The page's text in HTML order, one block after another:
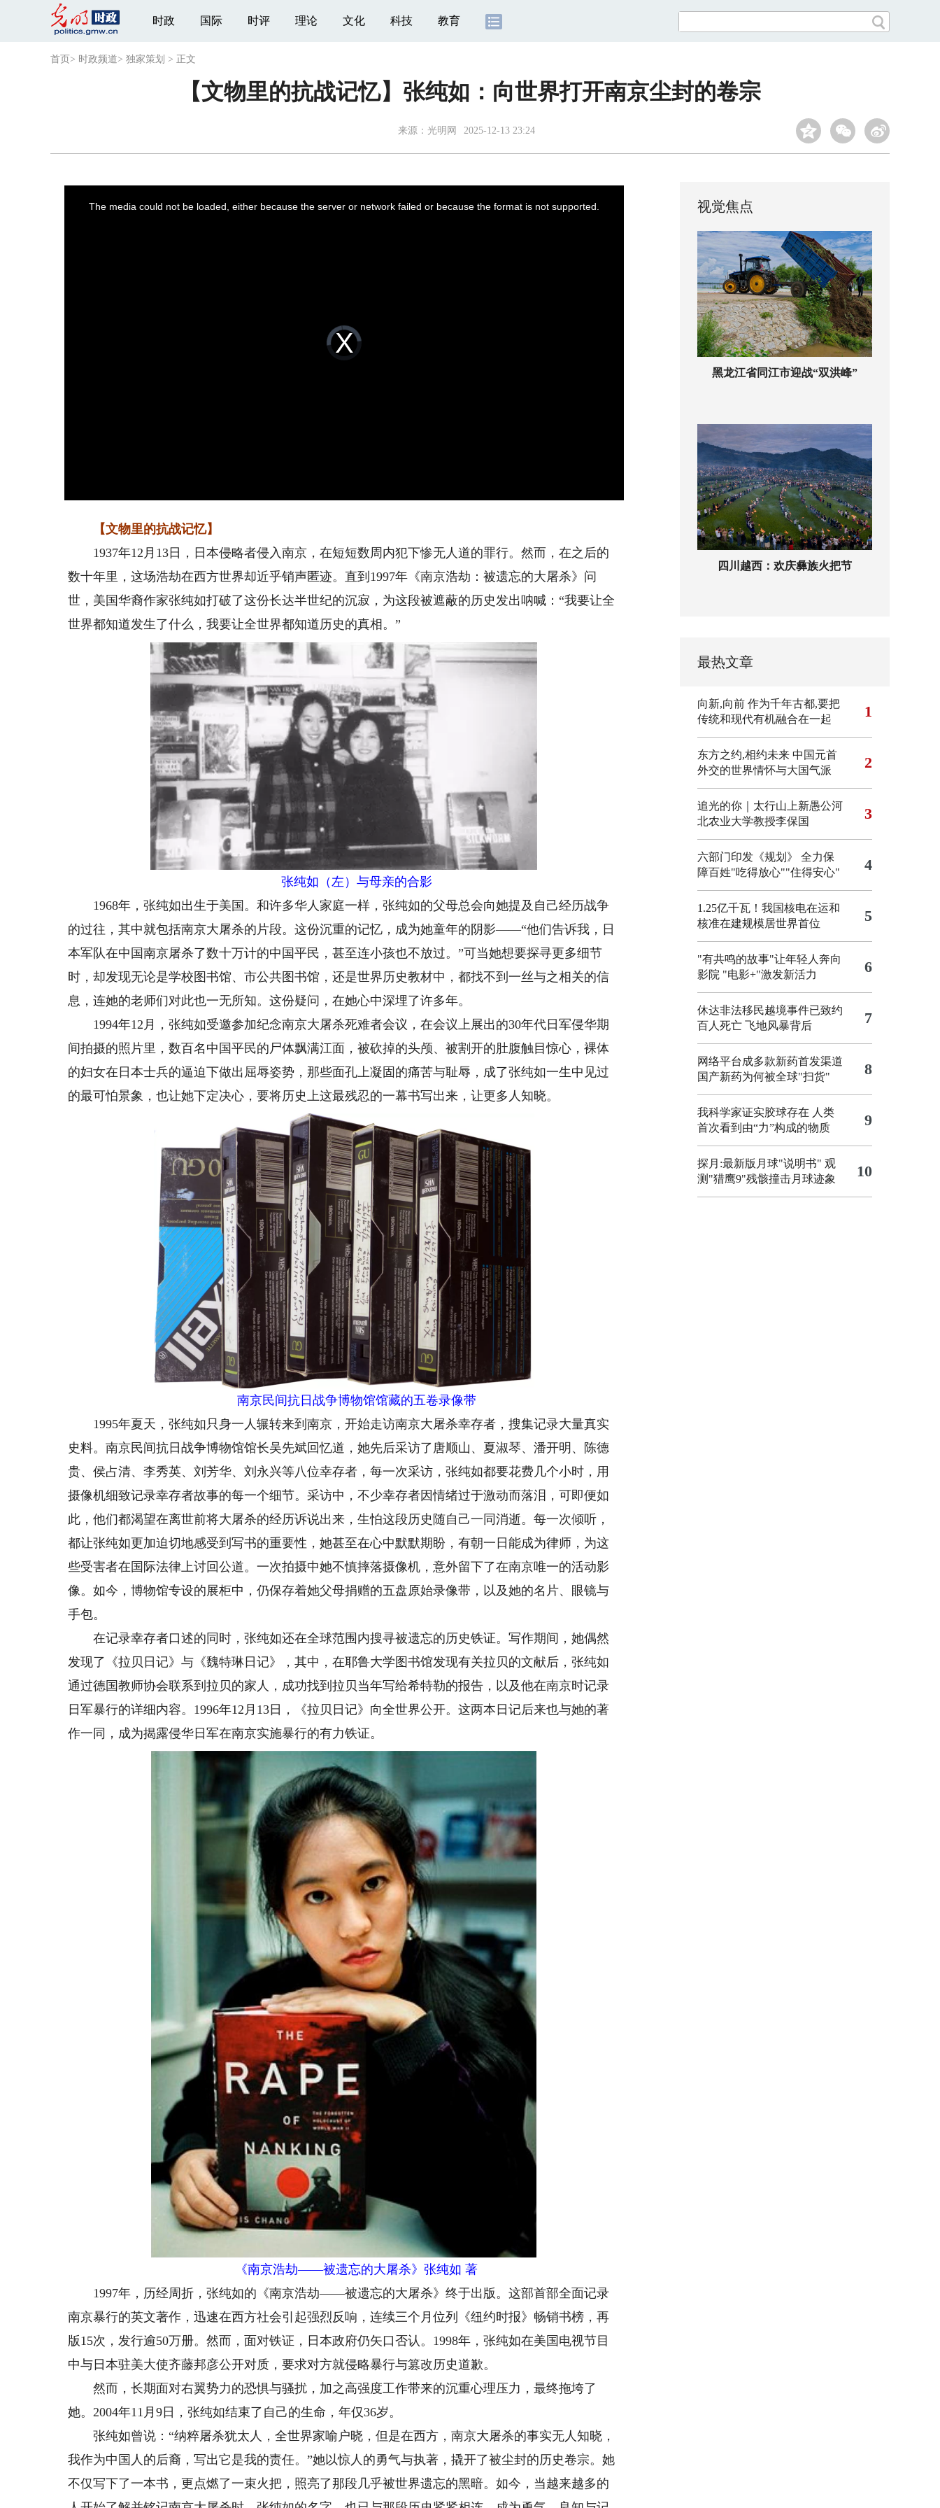
时政 国际 时评 理论 文化 科技 教育
首页 > 时政频道> 独家策划 > 正文
【文物里的抗战记忆】张纯如：向世界打开南京尘封的卷宗
来源：光明网 2025-12-13 23:24
Video
Player
loading.
The media could not be loaded, either because the server or network failed or because the format is not supported.
【文物里的抗战记忆】
1937年12月13日，日本侵略者侵入南京，在短短数周内犯下惨无人道的罪行。然而，在之后的
数十年里，这场浩劫在西方世界却近乎销声匿迹。直到1997年《南京浩劫：被遗忘的大屠杀》问
世，美国华裔作家张纯如打破了这份长达半世纪的沉寂，为这段被遮蔽的历史发出呐喊：“我要让全
世界都知道发生了什么，我要让全世界都知道历史的真相。”
张纯如（左）与母亲的合影
1968年，张纯如出生于美国。和许多华人家庭一样，张纯如的父母总会向她提及自己经历战争
的过往，其中就包括南京大屠杀的片段。这份沉重的记忆，成为她童年的阴影——“他们告诉我，日
本军队在中国南京屠杀了数十万计的中国平民，甚至连小孩也不放过。”可当她想要探寻更多细节
时，却发现无论是学校图书馆、市公共图书馆，还是世界历史教材中，都找不到一丝与之相关的信
息，连她的老师们对此也一无所知。这份疑问，在她心中深埋了许多年。
1994年12月，张纯如受邀参加纪念南京大屠杀死难者会议，在会议上展出的30年代日军侵华期
间拍摄的照片里，数百名中国平民的尸体飘满江面，被砍掉的头颅、被割开的肚腹触目惊心，裸体
的妇女在日本士兵的逼迫下做出屈辱姿势，那些面孔上凝固的痛苦与耻辱，成了张纯如一生中见过
的最可怕景象，也让她下定决心，要将历史上这最残忍的一幕书写出来，让更多人知晓。
南京民间抗日战争博物馆馆藏的五卷录像带
1995年夏天，张纯如只身一人辗转来到南京，开始走访南京大屠杀幸存者，搜集记录大量真实
史料。南京民间抗日战争博物馆馆长吴先斌回忆道，她先后采访了唐顺山、夏淑琴、潘开明、陈德
贵、侯占清、李秀英、刘芳华、刘永兴等八位幸存者，每一次采访，张纯如都要花费几个小时，用
摄像机细致记录幸存者故事的每一个细节。采访中，不少幸存者因情绪过于激动而落泪，可即便如
此，他们都渴望在离世前将大屠杀的经历诉说出来，生怕这段历史随自己一同消逝。每一次倾听，
都让张纯如更加迫切地感受到写书的重要性，她甚至在心中默默期盼，有朝一日能成为律师，为这
些受害者在国际法律上讨回公道。一次拍摄中她不慎摔落摄像机，意外留下了在南京唯一的活动影
像。如今，博物馆专设的展柜中，仍保存着她父母捐赠的五盘原始录像带，以及她的名片、眼镜与
手包。
在记录幸存者口述的同时，张纯如还在全球范围内搜寻被遗忘的历史铁证。写作期间，她偶然
发现了《拉贝日记》与《魏特琳日记》，其中，在耶鲁大学图书馆发现有关拉贝的文献后，张纯如
通过德国教师协会联系到拉贝的家人，成功找到拉贝当年写给希特勒的报告，以及他在南京时记录
日军暴行的详细内容。1996年12月13日，《拉贝日记》向全世界公开。这两本日记后来也与她的著
作一同，成为揭露侵华日军在南京实施暴行的有力铁证。
《南京浩劫——被遗忘的大屠杀》张纯如 著
1997年，历经周折，张纯如的《南京浩劫——被遗忘的大屠杀》终于出版。这部首部全面记录
南京暴行的英文著作，迅速在西方社会引起强烈反响，连续三个月位列《纽约时报》畅销书榜，再
版15次，发行逾50万册。然而，面对铁证，日本政府仍矢口否认。1998年，张纯如在美国电视节目
中与日本驻美大使齐藤邦彦公开对质，要求对方就侵略暴行与篡改历史道歉。
然而，长期面对右翼势力的恐惧与骚扰，加之高强度工作带来的沉重心理压力，最终拖垮了
她。2004年11月9日，张纯如结束了自己的生命，年仅36岁。
张纯如曾说：“纳粹屠杀犹太人，全世界家喻户晓，但是在西方，南京大屠杀的事实无人知晓，
我作为中国人的后裔，写出它是我的责任。”她以惊人的勇气与执著，撬开了被尘封的历史卷宗。她
不仅写下了一本书，更点燃了一束火把，照亮了那段几乎被世界遗忘的黑暗。如今，当越来越多的
视觉焦点
黑龙江省同江市迎战“双洪峰”
四川越西：欢庆彝族火把节
最热文章
向新,向前 作为千年古都,要把
传统和现代有机融合在一起
1
东方之约,相约未来 中国元首
外交的世界情怀与大国气派
2
追光的你｜太行山上新愚公河
北农业大学教授李保国
3
六部门印发《规划》 全力保
障百姓"吃得放心""住得安心"
4
1.25亿千瓦！我国核电在运和
核准在建规模居世界首位
5
"有共鸣的故事"让年轻人奔向
影院 "电影+"激发新活力 6
休达非法移民越境事件已致约
百人死亡 飞地风暴背后 7
网络平台成多款新药首发渠道
国产新药为何被全球"扫货"
8
我科学家证实胶球存在 人类
首次看到由“力”构成的物质
9
探月:最新版月球"说明书" 观
测"猎鹰9"残骸撞击月球迹象
10